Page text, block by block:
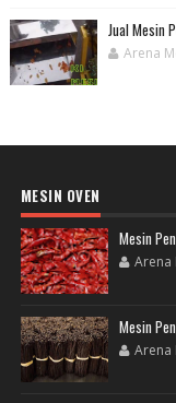
Jual Mesin
Arena
MESIN OVEN
Mesin
Arena
Mesin
Arena